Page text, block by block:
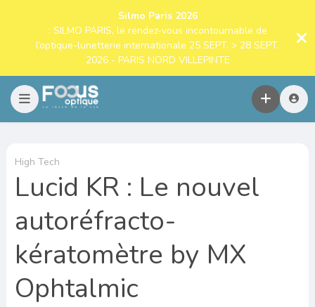
Silmo Paris 2026
: SILMO PARIS, le rendez-vous incontournable de
l’optique-lunetterie internationale 25 SEPT. > 28 SEPT.
2026 - PARIS NORD VILLEPINTE
High Tech
Lucid KR : Le nouvel
autoréfracto-
kératomètre by MX
Ophtalmic